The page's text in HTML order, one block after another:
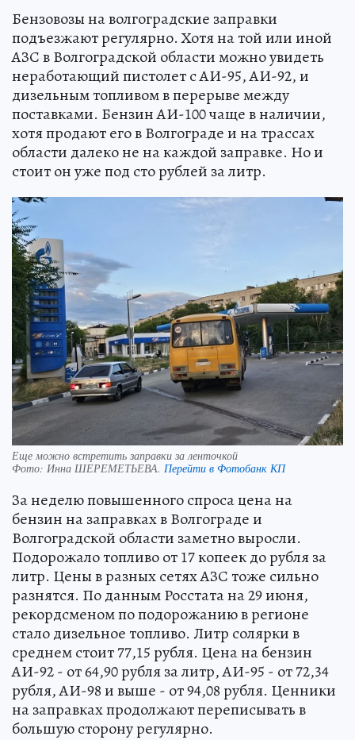
Бензовозы на волгоградские заправки
подъезжают регулярно. Хотя на той или иной
АЗС в Волгоградской области можно увидеть
неработающий пистолет с АИ-95, АИ-92, и
дизельным топливом в перерыве между
поставками. Бензин АИ-100 чаще в наличии,
хотя продают его в Волгограде и на трассах
области далеко не на каждой заправке. Но и
стоит он уже под сто рублей за литр.
Еще можно встретить заправки за ленточкой
Фото: Инна ШЕРЕМЕТЬЕВА. Перейти в Фотобанк КП
За неделю повышенного спроса цена на
бензин на заправках в Волгограде и
Волгоградской области заметно выросли.
Подорожало топливо от 17 копеек до рубля за
литр. Цены в разных сетях АЗС тоже сильно
разнятся. По данным Росстата на 29 июня,
рекордсменом по подорожанию в регионе
стало дизельное топливо. Литр солярки в
среднем стоит 77,15 рубля. Цена на бензин
АИ-92 - от 64,90 рубля за литр, АИ-95 - от 72,34
рубля, АИ-98 и выше - от 94,08 рубля. Ценники
на заправках продолжают переписывать в
большую сторону регулярно.